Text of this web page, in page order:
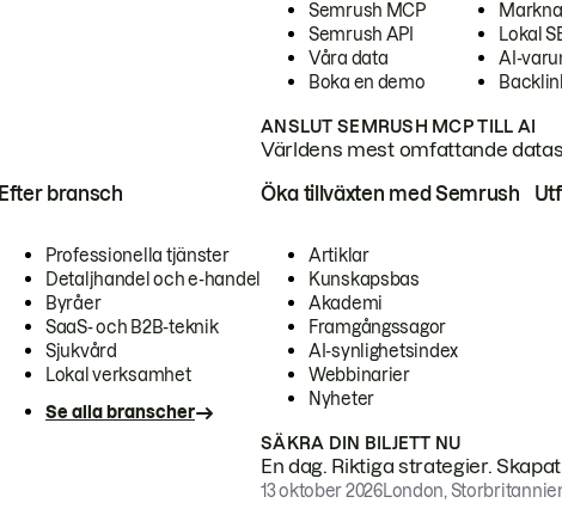
Semrush MCP
Semrush API
Våra data
Boka en demo
Lokal
AI-
ANSLUT SEMRUSH MCP TILL AI
Världens mest omfattande
Efter bransch
Professionella tjänster
Detaljhandel och e-handel
Byråer
SaaS- och B2B-teknik
Sjukvård
Lokal verksamhet
Se alla branscher
Öka tillväxten med Semrush
Artiklar
Kunskapsbas
Akademi
Framgångssagor
AI-synlighetsindex
Webbinarier
Nyheter
SÄKRA DIN BILJETT NU
En dag. Riktiga strategier.
13 oktober 2026London,